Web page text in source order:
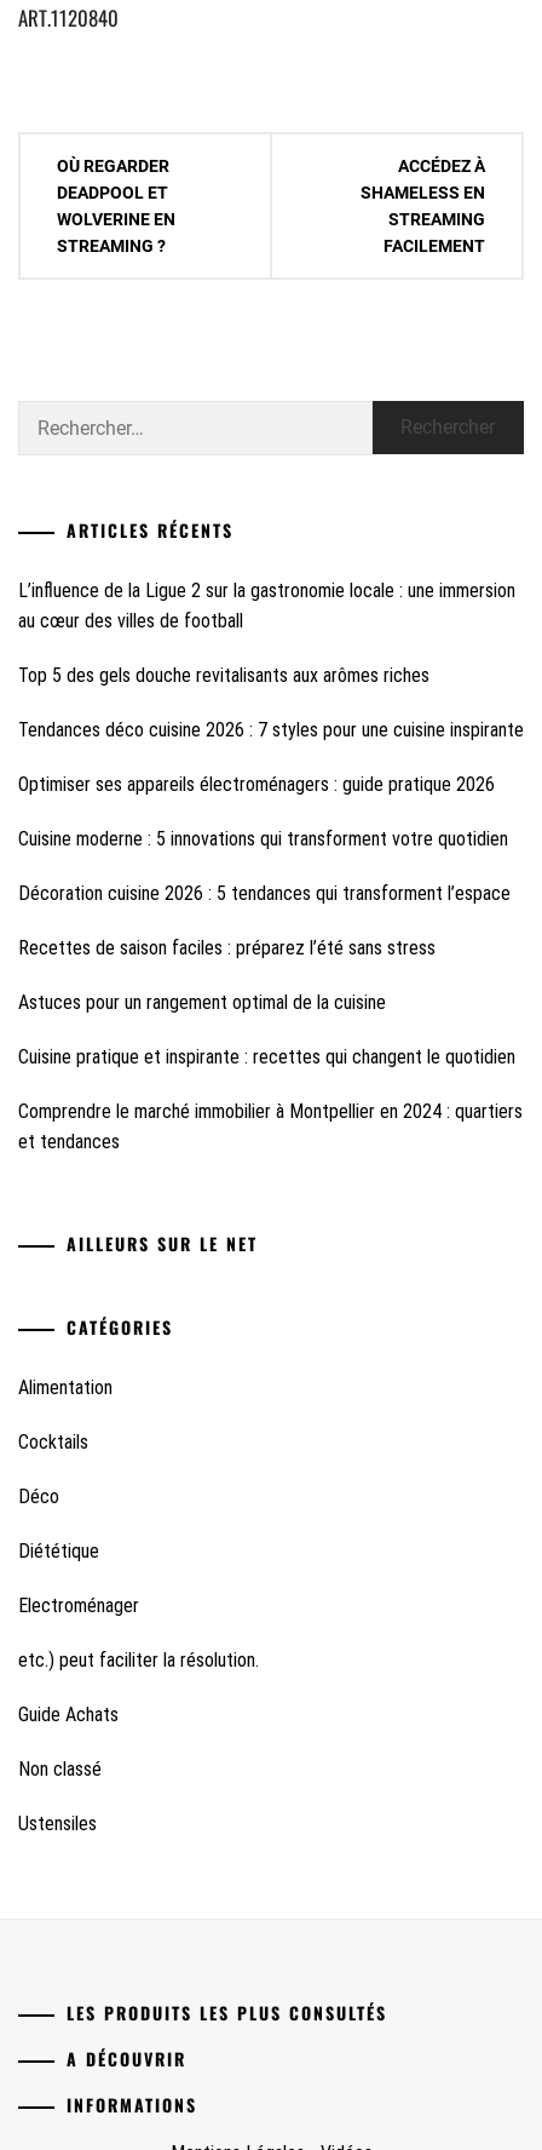
ART.1120840
Navigation
l’article
OÙ REGARDER
DEADPOOL ET
WOLVERINE EN
STREAMING ?
ACCÉDEZ À
SHAMELESS EN
STREAMING
FACILEMENT
ARTICLES RÉCENTS
L’influence de la Ligue 2 sur la gastronomie locale : une immersion
au cœur des villes de football
Top 5 des gels douche revitalisants aux arômes riches
Tendances déco cuisine 2026 : 7 styles pour une cuisine inspirante
Optimiser ses appareils électroménagers : guide pratique 2026
Cuisine moderne : 5 innovations qui transforment votre quotidien
Décoration cuisine 2026 : 5 tendances qui transforment l’espace
Recettes de saison faciles : préparez l’été sans stress
Astuces pour un rangement optimal de la cuisine
Cuisine pratique et inspirante : recettes qui changent le quotidien
Comprendre le marché immobilier à Montpellier en 2024 : quartiers
et tendances
AILLEURS SUR LE NET
CATÉGORIES
Alimentation
Cocktails
Déco
Diététique
Electroménager
etc.) peut faciliter la résolution.
Guide Achats
Non classé
Ustensiles
LES PRODUITS LES PLUS CONSULTÉS
A DÉCOUVRIR
INFORMATIONS